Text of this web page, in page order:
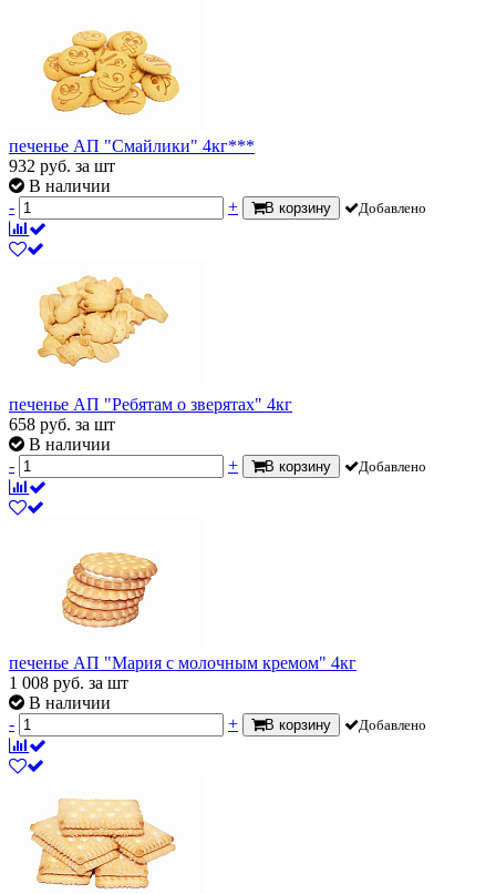
печенье АП "Смайлики" 4кг***
932 руб. за шт
В наличии
-
+ В корзину Добавлено
печенье АП "Ребятам о зверятах" 4кг
658 руб. за шт
В наличии
-
+ В корзину Добавлено
печенье АП "Мария с молочным кремом" 4кг
1 008 руб. за шт
В наличии
-
+ В корзину Добавлено